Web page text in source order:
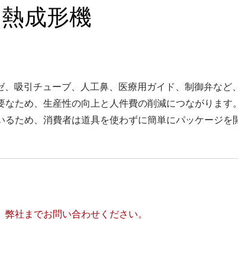
成形機
吸引チューブ、人工鼻、医療用ガイド、制御弁など
ため、生産性の向上と人件費の削減につながります。
ため、消費者は道具を使わずに簡単にパッケージを
弊社までお問い合わせください。